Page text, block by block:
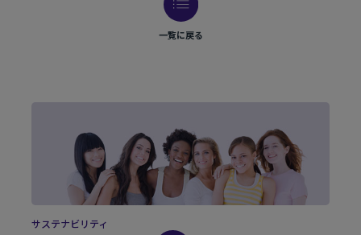
一覧に戻る
サステナビリティ